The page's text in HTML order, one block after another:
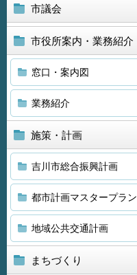
市議会
市役所案内・業務紹介
窓口・案内図
業務紹介
施策・計画
吉川市総合振興計画
都市計画マスタープラン
地域公共交通計画
まちづくり